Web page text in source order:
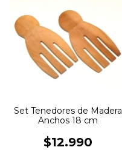
Set Tenedores de Madera
Anchos 18 cm
$12.990